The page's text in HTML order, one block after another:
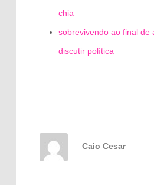
chia
sobrevivendo ao final de
discutir política
Caio Cesar